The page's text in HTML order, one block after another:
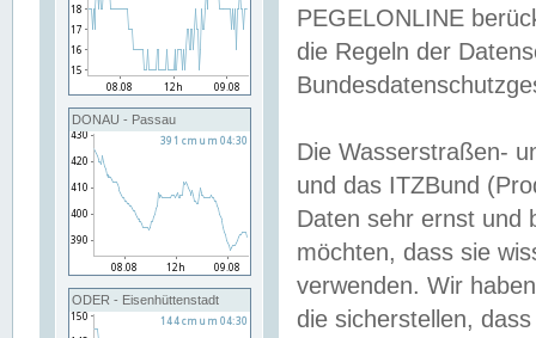
DONAU - Passau
ODER - Eisenhüttenstadt
PEGELONLINE
die Regeln der
Die Wasserstraßen-
und das ITZBund
Daten sehr ernst und
möchten, dass sie
verwenden. Wir
die sicherstellen,